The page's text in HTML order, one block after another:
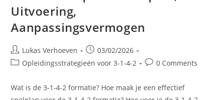
Uitvoering,
Aanpassingsvermogen
Post
author:
Lukas Verhoeven
Post
published:
03/02/2026
PostOpleidingsstrategieën voor 3-1-4-2
Post0 Comments
Wat is de 3-1-4-2 formatie? Hoe maak je een effectief